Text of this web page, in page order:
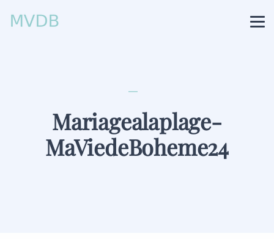
Mariagealaplage-
MaViedeBoheme24